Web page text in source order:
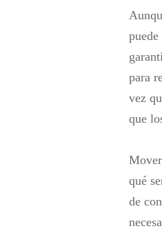
para
vez
que
qué
de